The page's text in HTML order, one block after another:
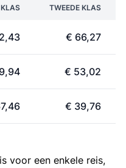
KLAS TWEEDE KLAS
€ 66,27
€ 53,02
€ 39,76
voor een enkele reis,